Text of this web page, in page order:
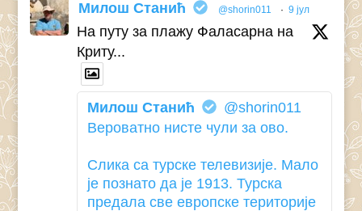
Милош Станић @shorin011 · 9 јул
На путу за плажу Фаласарна на
Криту...
Милош Станић
@shorin011
Вероватно нисте чули за ово.
Слика са турске телевизије. Мало
је познато да је 1913. Турска
предала све европске територије